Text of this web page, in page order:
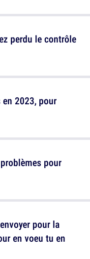
perdu le contrôle
pour
2023, pour
pour la
en voeu tu en